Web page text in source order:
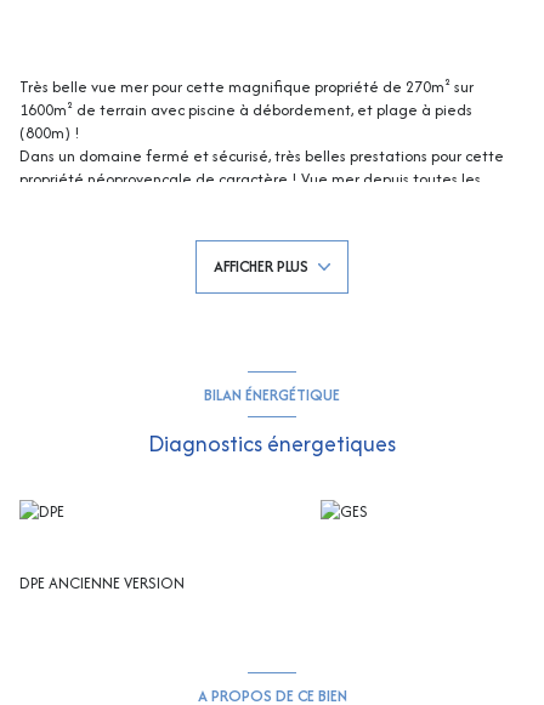
Très belle vue mer pour cette magnifique propriété de 270m² sur
1600m² de terrain avec piscine à débordement, et plage à pieds
(800m) !
Dans un domaine fermé et sécurisé, très belles prestations pour cette
propriété néoprovençale de caractère ! Vue mer depuis toutes les
la piscine et la mer et sur un patio intérieur avec fontaine, cheminée,
très belle cuisine premium entièrement équipée, 4 chambres en suite
avec salle de douche ou salle de bains (dont une très belle chambre de
Etat impeccable, une très belle réalisation !
AFFICHER PLUS
BILAN ÉNERGÉTIQUE
Diagnostics énergetiques
DPE ANCIENNE VERSION
A PROPOS DE CE BIEN